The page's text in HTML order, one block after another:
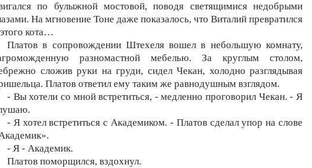
по булыжной мостовой, поводя светящимися недобрыми
На мгновение Тоне даже показалось, что Виталий превратился
кота…
Платов в сопровождении Штехеля вошел в небольшую комнату,
разномастной мебелью. За круглым столом,
сложив руки на груди, сидел Чекан, холодно разглядывая
Платов ответил ему таким же равнодушным взглядом.
- Вы хотели со мной встретиться, - медленно проговорил Чекан. - Я
- Я хотел встретиться с Академиком. - Платов сделал упор на слове
- Я - Академик.
Платов поморщился, вздохнул.